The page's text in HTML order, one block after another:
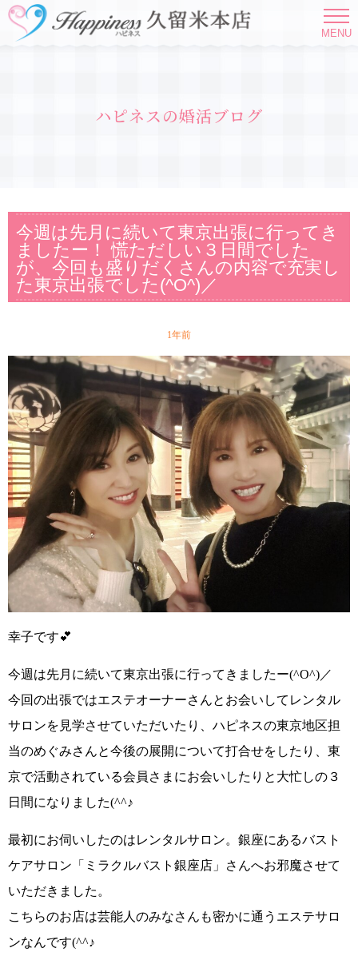
MENU
ハピネスの婚活ブログ
今週は先月に続いて東京出張に行ってき
ましたー！ 慌ただしい３日間でした
が、今回も盛りだくさんの内容で充実し
た東京出張でした(^O^)／
1年前
幸子です💕
今週は先月に続いて東京出張に行ってきましたー(^O^)／
今回の出張ではエステオーナーさんとお会いしてレンタル
サロンを見学させていただいたり、 ハピネスの東京地区担
当のめぐみさんと今後の展開について打合せをしたり、東
京で活動されている会員さまにお会いしたりと 大忙しの３
日間になりました(^^♪
最初にお伺いしたのはレンタルサロン。銀座にあるバスト
ケアサロン「ミラクルバスト銀座店」さんへお邪魔させて
いただきました。
こちらのお店は芸能人のみなさんも密かに通うエステサロ
ンなんです(^^♪